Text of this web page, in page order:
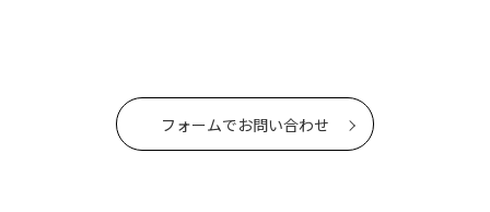
フォームでお問い合わせ